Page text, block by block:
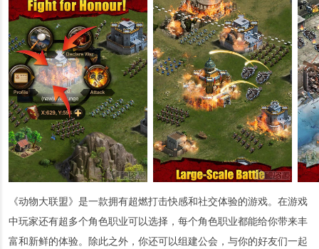
《动物大联盟》是一款拥有超燃打击快感和社交体验的游戏。在游戏
中玩家还有超多个角色职业可以选择，每个角色职业都能给你带来丰
富和新鲜的体验。除此之外，你还可以组建公会，与你的好友们一起